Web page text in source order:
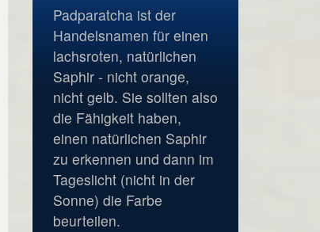
Padparatcha ist der
Handelsnamen für einen
lachsroten, natürlichen
Saphir - nicht orange,
nicht gelb. Sie sollten also
die Fähigkeit haben,
einen natürlichen Saphir
zu erkennen und dann im
Tageslicht (nicht in der
Sonne) die Farbe
beurteilen.